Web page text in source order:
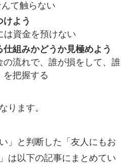
て触らない
けよう
資金を預けない
組みかどうか見極めよう
流れで、誰が損をして、誰
を把握する
ります。
」と判断した「友人にもお
は以下の記事にまとめてい